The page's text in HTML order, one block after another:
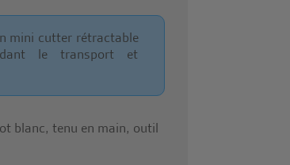
mini cutter rétractable
le transport et